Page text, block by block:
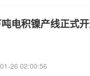
电积镍产线正式
26 02:00:56